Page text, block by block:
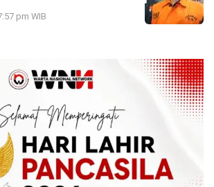
pm WIB